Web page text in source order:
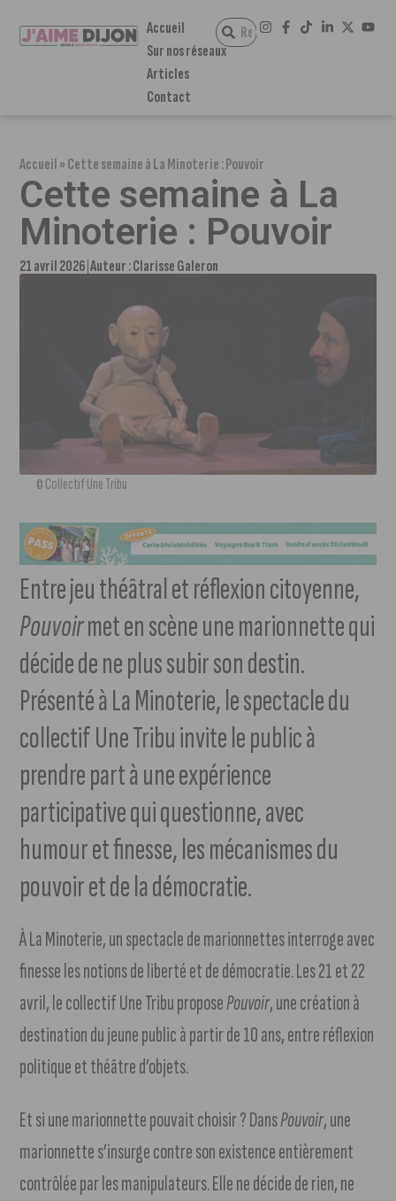
Accueil
Sur nos réseaux
Articles
Contact
Accueil»Cette semaine à La Minoterie : Pouvoir
Cette semaine à La
Minoterie : Pouvoir
21 avril 2026 Auteur :Clarisse Galeron
© Collectif Une Tribu
Entre jeu théâtral et réflexion citoyenne,
Pouvoirmet en scène une marionnette qui
décide de ne plus subir son destin.
Présenté à La Minoterie, le spectacle du
collectif Une Tribu invite le public à
prendre part à une expérience
participative qui questionne, avec
humour et finesse, les mécanismes du
pouvoir et de la démocratie.
À La Minoterie, un spectacle de marionnettes interroge avec
finesse les notions de liberté et de démocratie. Les 21 et 22
avril, le collectif Une Tribu proposePouvoir, une création à
destination du jeune public à partir de 10 ans, entre réflexion
politique et théâtre d’objets.
Et si une marionnette pouvait choisir ? DansPouvoir, une
marionnette s’insurge contre son existence entièrement
contrôlée par les manipulateurs. Elle ne décide de rien, ne